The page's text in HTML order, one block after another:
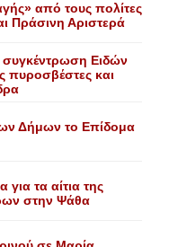
από τους πολίτες
Πράσινη Αριστερά
Eιδών
πυροσβέστες και
Δήμων το Eπίδομα
για τα αίτια της
στην Ψάθα